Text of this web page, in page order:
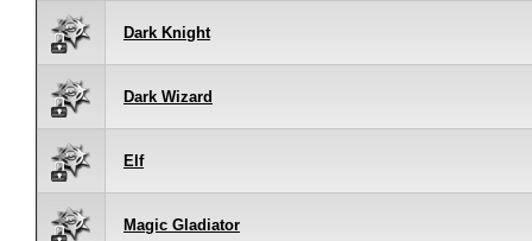
Dark Knight
Dark Wizard
Elf
Magic Gladiator